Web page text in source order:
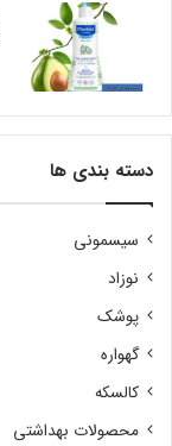
دسته بندی ها
سیسمونی
نوزاد
پوشک
گهواره
کالسکه
محصولات بهداشتی